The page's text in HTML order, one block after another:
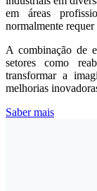
em áreas
normalmente
A combinação de
setores como
transformar a
melhorias
Saber mais